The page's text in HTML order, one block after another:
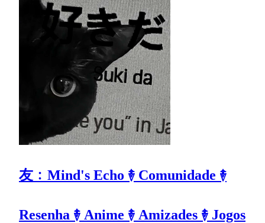
友﹕Mind's Echo ࿈ Comunidade ࿈
Resenha ࿈ Anime ࿈ Amizades ࿈ Jogos